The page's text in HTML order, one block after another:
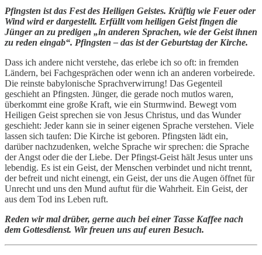
Pfingsten ist das Fest des Heiligen Geistes. Kräftig wie Feuer oder
Wind wird er dargestellt. Erfüllt vom heiligen Geist fingen die
Jünger an zu predigen „in anderen Sprachen, wie der Geist ihnen
zu reden eingab“. Pfingsten – das ist der Geburtstag der Kirche.
Dass ich andere nicht verstehe, das erlebe ich so oft: in fremden
Ländern, bei Fachgesprächen oder wenn ich an anderen vorbeirede.
Die reinste babylonische Sprachverwirrung! Das Gegenteil
geschieht an Pfingsten. Jünger, die gerade noch mutlos waren,
überkommt eine große Kraft, wie ein Sturmwind. Bewegt vom
Heiligen Geist sprechen sie von Jesus Christus, und das Wunder
geschieht: Jeder kann sie in seiner eigenen Sprache verstehen. Viele
lassen sich taufen: Die Kirche ist geboren. Pfingsten lädt ein,
darüber nachzudenken, welche Sprache wir sprechen: die Sprache
der Angst oder die der Liebe. Der Pfingst-Geist hält Jesus unter uns
lebendig. Es ist ein Geist, der Menschen verbindet und nicht trennt,
der befreit und nicht einengt, ein Geist, der uns die Augen öffnet für
Unrecht und uns den Mund auftut für die Wahrheit. Ein Geist, der
aus dem Tod ins Leben ruft.
Reden wir mal drüber, gerne auch bei einer Tasse Kaffee nach
dem Gottesdienst. Wir freuen uns auf euren Besuch.